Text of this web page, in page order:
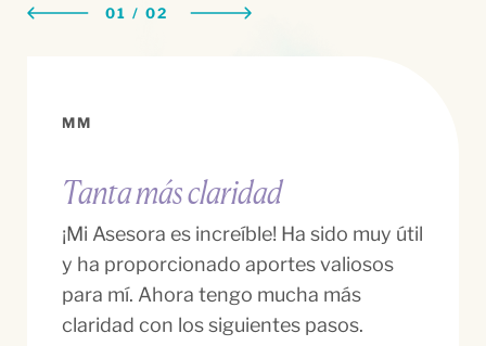
01 / 02
MM
Tanta más claridad
¡Mi Asesora es increíble! Ha sido muy útil
y ha proporcionado aportes valiosos
para mí. Ahora tengo mucha más
claridad con los siguientes pasos.